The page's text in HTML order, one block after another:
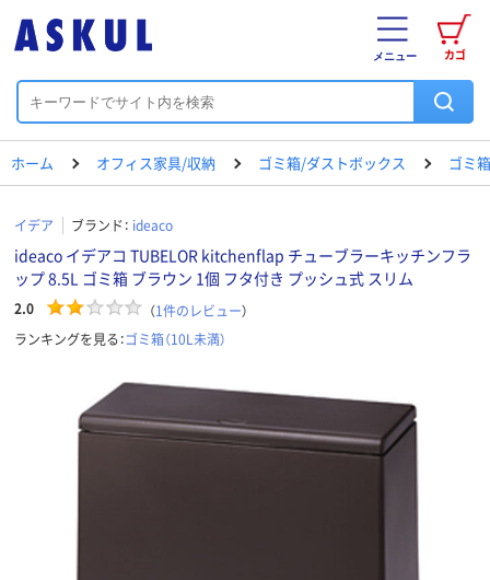
カゴ
メニュー
ホーム オフィス家具/収納 ゴミ箱/ダストボックス ゴミ
イデア ブランド： ideaco
ideaco イデアコ TUBELOR kitchenflap チューブラーキッチンフラ
ップ 8.5L ゴミ箱 ブラウン 1個 フタ付き プッシュ式 スリム
2.0 （1件のレビュー）
ランキングを見る：ゴミ箱（10L未満）